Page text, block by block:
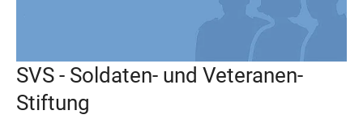
SVS - Soldaten- und Veteranen-
Stiftung